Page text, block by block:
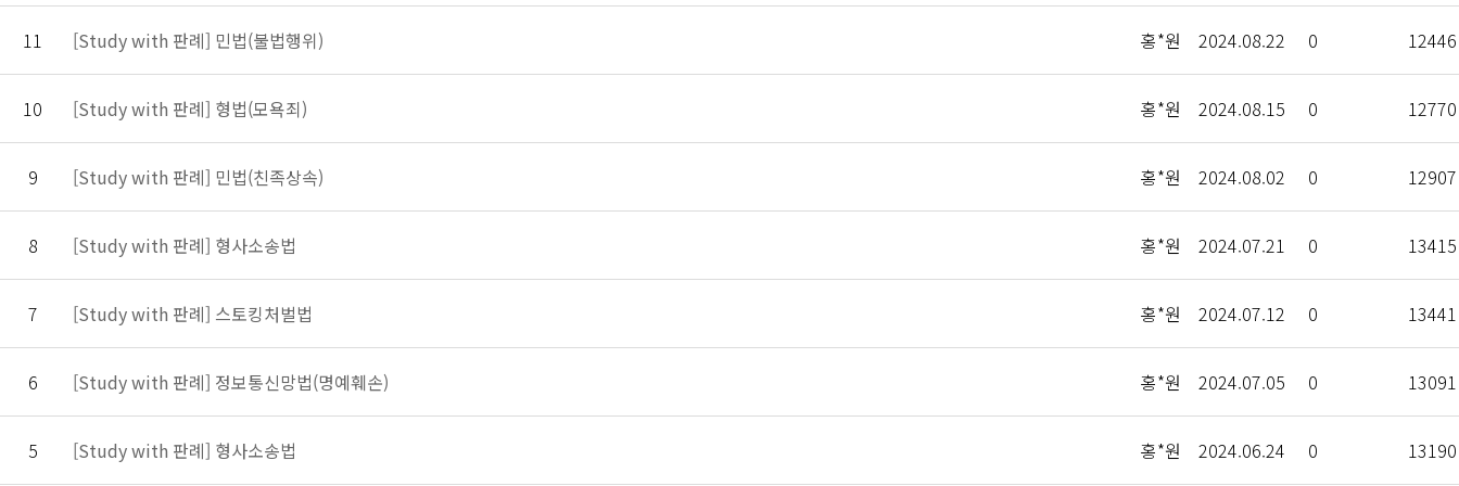
11 [Study with 판례] 민법(불법행위) 홍*원 2024.08.22 0 12446
10 [Study with 판례] 형법(모욕죄) 홍*원 2024.08.15 0 12770
9 [Study with 판례] 민법(친족상속) 홍*원 2024.08.02 0 12907
8 [Study with 판례] 형사소송법 홍*원 2024.07.21 0 13415
7 [Study with 판례] 스토킹처벌법 홍*원 2024.07.12 0 13441
6 [Study with 판례] 정보통신망법(명예훼손) 홍*원 2024.07.05 0 13091
5 [Study with 판례] 형사소송법 홍*원 2024.06.24 0 13190